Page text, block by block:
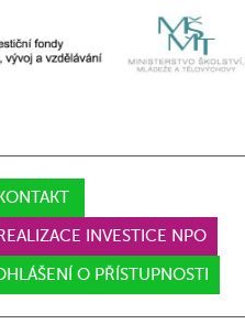
INVESTICE NPO
O PŘÍSTUPNOSTI